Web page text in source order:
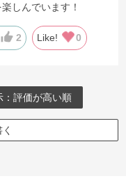
しんでいます！
2 Like! 0
：評価が高い順